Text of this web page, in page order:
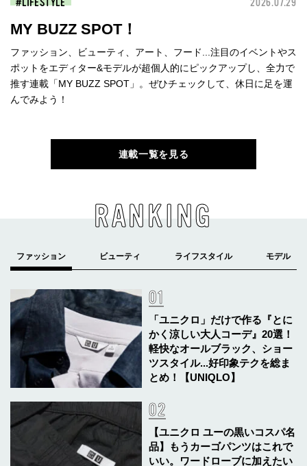
LIFESTYLE 2026.07.29
MY BUZZ SPOT！
ファッション、ビューティ、アート、フード...注目のイベントやス
ポットをエディター&モデルが超個人的にピックアップし、全力で
推す連載「MY BUZZ SPOT」。ぜひチェックして、休日に足を運
んでみよう！
連載一覧を見る
RANKING
「ユニクロ」だけで作る『とに
かく涼しい大人コーデ』20選！
軽快なオールブラック、ショー
ツスタイル...好印象テクを総ま
とめ！【UNIQLO】
【ユニクロ ユーの黒いコスパ名
品】もうカーゴパンツはこれで
いい。ワードローブに加えたい